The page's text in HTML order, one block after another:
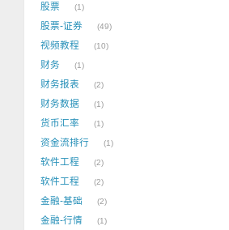
股票 1
股票-证券 49
视频教程 10
财务 1
财务报表 2
财务数据 1
货币汇率 1
资金流排行 1
软件工程 2
软件工程 2
金融-基础 2
金融-行情 1